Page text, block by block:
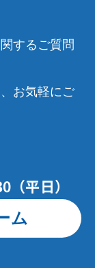
するご質問
お気軽にご
平日）
ム